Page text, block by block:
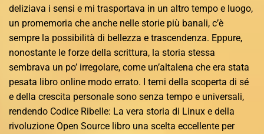
deliziava i sensi e mi trasportava in un altro tempo e luogo,
un promemoria che anche nelle storie più banali, c’è
sempre la possibilità di bellezza e trascendenza. Eppure,
nonostante le forze della scrittura, la storia stessa
sembrava un po’ irregolare, come un’altalena che era stata
pesata libro online modo errato. I temi della scoperta di sé
e della crescita personale sono senza tempo e universali,
rendendo Codice Ribelle: La vera storia di Linux e della
rivoluzione Open Source libro una scelta eccellente per